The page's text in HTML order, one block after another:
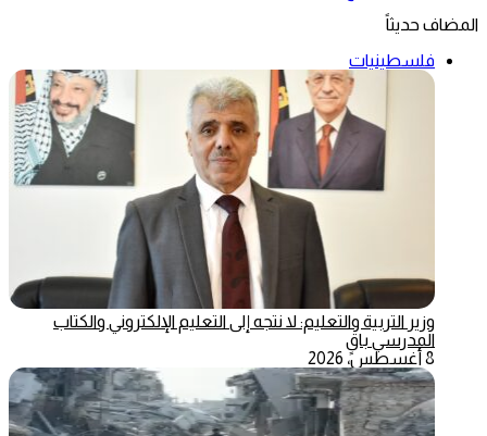
المضاف حديثاً
فلسطينيات
وزير التربية والتعليم: لا نتجه إلى التعليم الإلكتروني والكتاب
المدرسي باقٍ
8 أغسطس، 2026